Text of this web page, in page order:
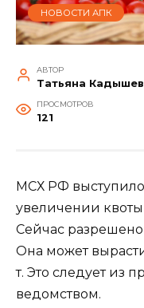
НОВОСТИ АПК
АВТОР
Татьяна
ПРОСМОТРОВ
121
МСХ РФ
увеличении
Сейчас разрешено
Она может
т. Это следует из
ведомством.